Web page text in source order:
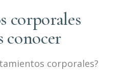
corporales
conocer
corporales?